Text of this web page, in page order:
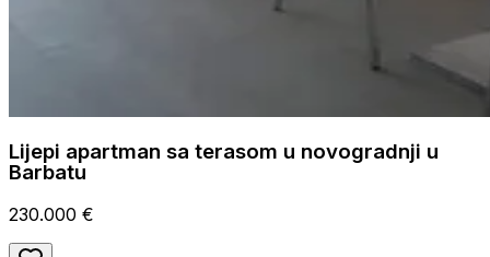
Lijepi apartman sa terasom u novogradnji u
Barbatu
230.000 €